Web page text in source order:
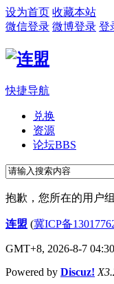
设为首页 收藏本站
微信登录 微博登录 登
快捷导航
兑换
资源
论坛BBS
抱歉，您所在的用户
连盟 (冀ICP备
GMT+8, 2026-8-7 04:30
Powered by Discuz!